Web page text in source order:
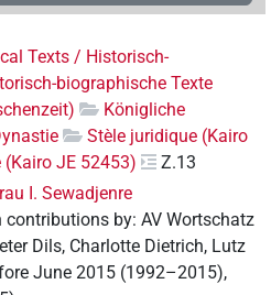
Texts / Historisch-
biographische Texte
Königliche
Stèle juridique (Kairo
JE 52453)
Z.13
I. Sewadjenre
contributions by: AV Wortschatz
Dils, Charlotte Dietrich, Lutz
June 2015 (1992–2015),